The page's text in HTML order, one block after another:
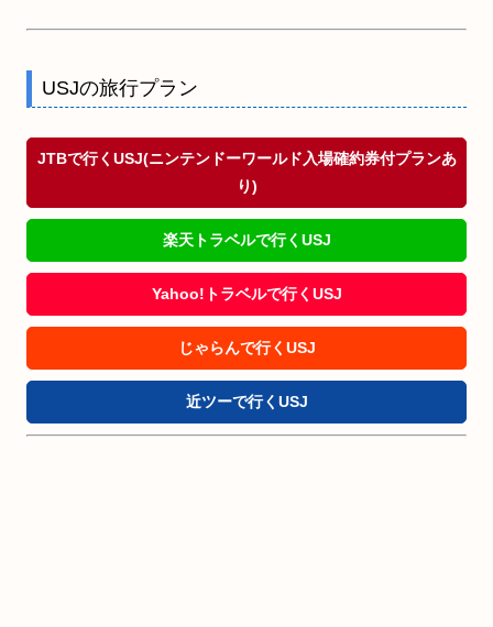
USJの旅行プラン
JTBで行くUSJ(ニンテンドーワールド入場確約券付プランあ
り)
楽天トラベルで行くUSJ
Yahoo!トラベルで行くUSJ
じゃらんで行くUSJ
近ツーで行くUSJ